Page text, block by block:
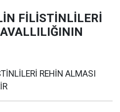
FİLİSTİNLİLERİ
REHİN ALMASI